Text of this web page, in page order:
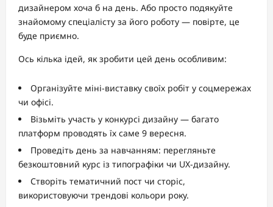
дизайнером хоча б на день. Або просто подякуйте
знайомому спеціалісту за його роботу — повірте, це
буде приємно.
Ось кілька ідей, як зробити цей день особливим:
Організуйте міні-виставку своїх робіт у соцмережах
чи офісі.
Візьміть участь у конкурсі дизайну — багато
платформ проводять їх саме 9 вересня.
Проведіть день за навчанням: перегляньте
безкоштовний курс із типографіки чи UX-дизайну.
Створіть тематичний пост чи сторіс,
використовуючи трендові кольори року.